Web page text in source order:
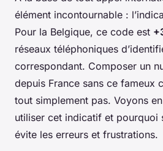
élément incontournable :
Pour la Belgique, ce code est
réseaux téléphoniques
correspondant. Composer un
depuis France sans ce fameux
tout simplement pas. Voyons
utiliser cet indicatif et pourquoi
évite les erreurs et frustrations.